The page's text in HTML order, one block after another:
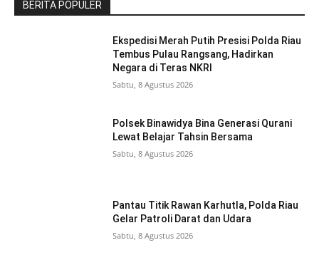
BERITA POPULER
Ekspedisi Merah Putih Presisi Polda Riau
Tembus Pulau Rangsang, Hadirkan
Negara di Teras NKRI
Sabtu, 8 Agustus 2026
Polsek Binawidya Bina Generasi Qurani
Lewat Belajar Tahsin Bersama
Sabtu, 8 Agustus 2026
Pantau Titik Rawan Karhutla, Polda Riau
Gelar Patroli Darat dan Udara
Sabtu, 8 Agustus 2026